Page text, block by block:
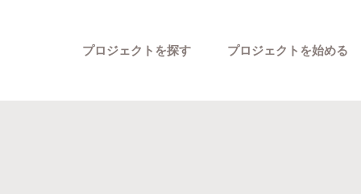
プロジェクトを探す プロジェクトを始める